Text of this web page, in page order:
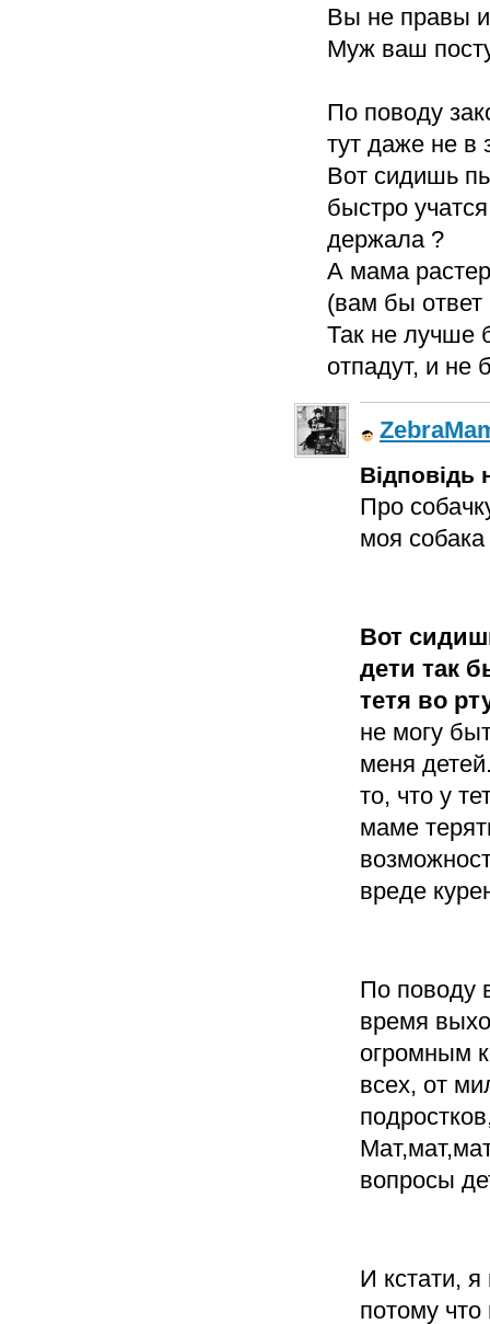
Вы не правы
Муж ваш
По поводу
тут даже не в
Вот сидишь
быстро
держала ?
А мама
(вам бы ответ
Так не лучше
отпадут, и не
Відповідь
Про
моя
Вот
дети так
тетя во
не могу
меня
то, что у
маме
вреде
По поводу
время
огромным
всех, от
вопросы
И кстати,
потому что